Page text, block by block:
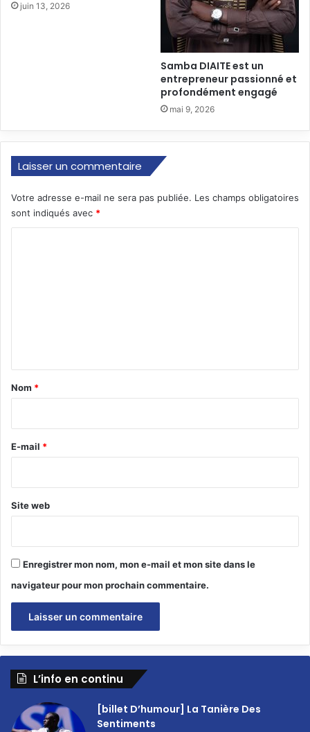
juin 13, 2026
Samba DIAITE est un
entrepreneur passionné et
profondément engagé
mai 9, 2026
Laisser un commentaire
Votre adresse e-mail ne sera pas publiée. Les champs obligatoires
sont indiqués avec *
a
e
Nom *
E-mail *
Site web
Enregistrer mon nom, mon e-mail et mon site dans le
navigateur pour mon prochain commentaire.
L’info en continu
[billet D’humour] La Tanière Des
Sentiments